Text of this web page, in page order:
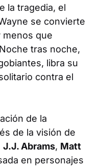
la tragedia, el
se convierte
menos que
tras noche,
libra su
contra el
de la
de la visión de
J.J. Abrams, Matt
en personajes